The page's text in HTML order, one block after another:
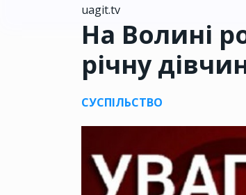
uagit.tv
На Волині
річну
СУСПІЛЬСТВО